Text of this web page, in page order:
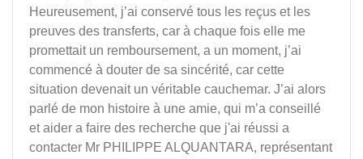
Heureusement, j’ai conservé tous les reçus et les
preuves des transferts, car à chaque fois elle me
promettait un remboursement, a un moment, j’ai
commencé à douter de sa sincérité, car cette
situation devenait un véritable cauchemar. J’ai alors
parlé de mon histoire à une amie, qui m’a conseillé
et aider a faire des recherche que j'ai réussi a
contacter Mr PHILIPPE ALQUANTARA, représentant